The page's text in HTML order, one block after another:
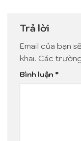
Trả lời
Email của bạn
khai. Các
Bình luận *